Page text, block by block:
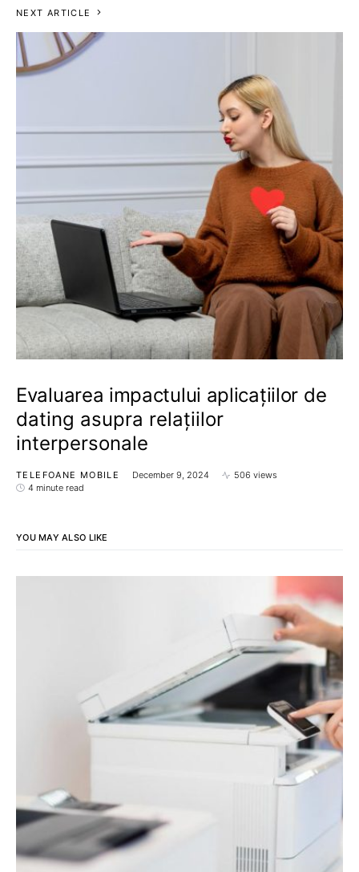
NEXT ARTICLE
Evaluarea impactului aplicațiilor de
dating asupra relațiilor
interpersonale
TELEFOANE MOBILE December 9, 2024
506 views
4 minute read
YOU MAY ALSO LIKE